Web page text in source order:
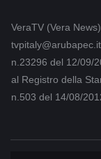
VeraTV (Vera
n.23296 del 12/09/
al Registro della
n.503 del 14/08/